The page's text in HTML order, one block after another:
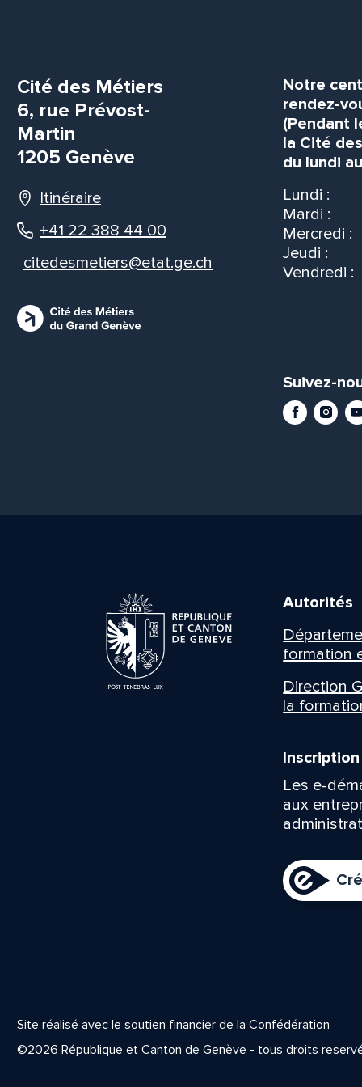
Cité des Métiers
6, rue Prévost-
Martin
1205 Genève
Itinéraire
+41 22 388 44 00
citedesmetiers@etat.ge.ch
Notre
rendez-
(Pendant
la Cité
du lundi
Lundi :
Mardi :
Mercredi :
Jeudi :
Vendredi :
Suivez-
Facebook
Autorités
formation
Direction
la
Les e-
aux
Site réalisé avec le soutien financier de la Confédération
©2026 République et Canton de Genève - tous droits